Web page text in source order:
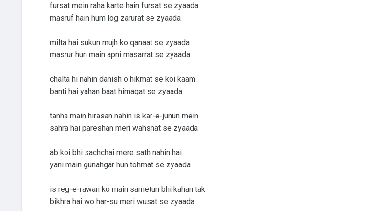
fursat mein raha karte hain fursat se zyaada
masruf hain hum log zarurat se zyaada
milta hai sukun mujh ko qanaat se zyaada
masrur hun main apni masarrat se zyaada
chalta hi nahin danish o hikmat se koi kaam
banti hai yahan baat himaqat se zyaada
tanha main hirasan nahin is kar-e-junun mein
sahra hai pareshan meri wahshat se zyaada
ab koi bhi sachchai mere sath nahin hai
yani main gunahgar hun tohmat se zyaada
is reg-e-rawan ko main sametun bhi kahan tak
bikhra hai wo har-su meri wusat se zyaada